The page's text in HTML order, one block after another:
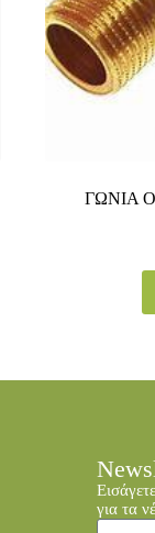
ΓΩΝΙΑ
για τα